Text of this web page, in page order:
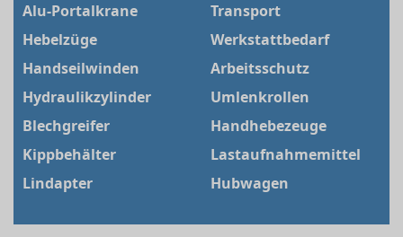
Alu-Portalkrane
Hebelzüge
Handseilwinden
Hydraulikzylinder
Blechgreifer
Kippbehälter
Lindapter
Transport
Werkstattbedarf
Arbeitsschutz
Umlenkrollen
Handhebezeuge
Lastaufnahmemittel
Hubwagen